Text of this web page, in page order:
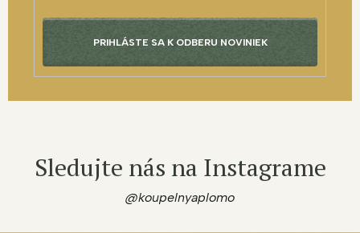
PRIHLÁSTE SA K ODBERU NOVINIEK
Sledujte nás na Instagrame
@koupelnyaplomo